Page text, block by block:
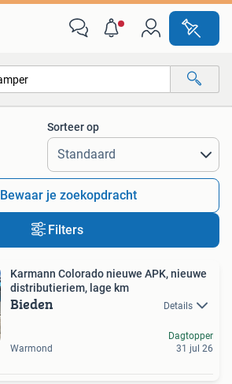
Alle afstanden…
Sorteer op
Bewaar je zoekopdracht
Filters
Karmann Colorado nieuwe APK, nieuwe
distributieriem, lage km
Bieden Details
Warmond
Dagtopper
31 jul 26